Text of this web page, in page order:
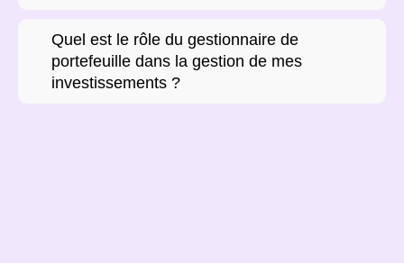
Quel est le rôle du gestionnaire de
portefeuille dans la gestion de mes
investissements ?